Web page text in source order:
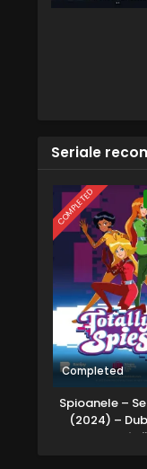
Seriale
COMPLETED
Completed
Spioanele –
(2024) –
Română